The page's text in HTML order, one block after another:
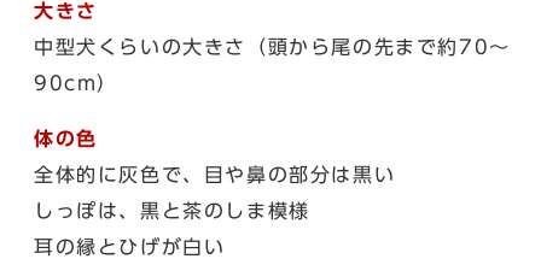
大きさ
中型犬くらいの大きさ（頭から尾の先まで約70～
90cm）
体の色
全体的に灰色で、目や鼻の部分は黒い
しっぽは、黒と茶のしま模様
耳の縁とひげが白い